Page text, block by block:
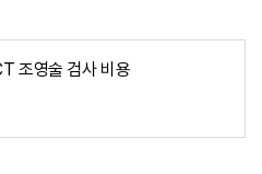
조영술 검사 비용